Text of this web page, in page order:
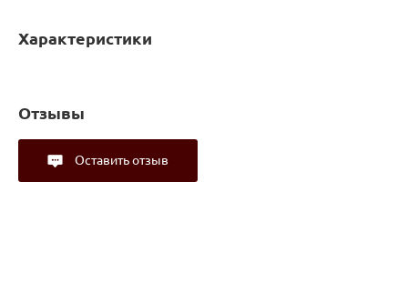
Характеристики
Отзывы
Оставить отзыв